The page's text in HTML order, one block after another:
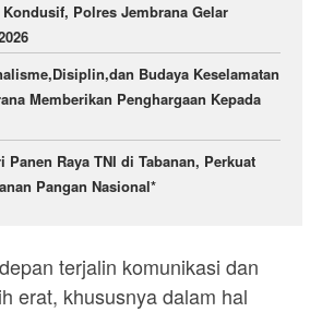
Polres Jembrana Gelar
Budaya Keselamatan
Memberikan Penghargaan Kepada
Raya TNI di Tabanan, Perkuat
Pangan Nasional*
terjalin komunikasi dan
erat, khususnya dalam hal